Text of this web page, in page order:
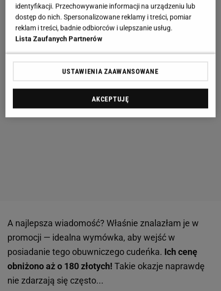
A najlepsza wiadomość? Właśnie znalazłam je w
promocji — idealna wymówka, aby wejść w
posiadanie tego obuwniczego cudeńka. Ich cenę
obniżono aż o 180 złotych! Takie okazje naprawdę
nie zdarzają się często...
identyfikacji. Przechowywanie informacji na urządzeniu lub
dostęp do nich. Spersonalizowane reklamy i treści, pomiar
reklam i treści, badnie odbiorców i ulepszanie usług.
Lista Zaufanych Partnerów
USTAWIENIA ZAAWANSOWANE
AKCEPTUJĘ